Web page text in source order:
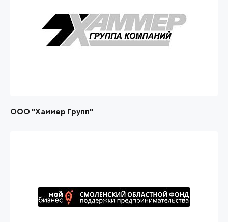
ООО "Хаммер Групп"